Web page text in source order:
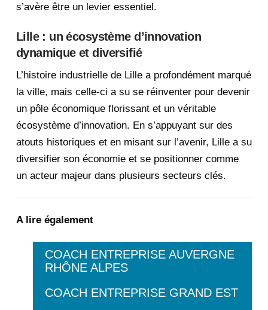
s’avère être un levier essentiel.
Lille : un écosystème d’innovation
dynamique et diversifié
L’histoire industrielle de Lille a profondément marqué
la ville, mais celle-ci a su se réinventer pour devenir
un pôle économique florissant et un véritable
écosystème d’innovation. En s’appuyant sur des
atouts historiques et en misant sur l’avenir, Lille a su
diversifier son économie et se positionner comme
un acteur majeur dans plusieurs secteurs clés.
A lire également
COACH ENTREPRISE AUVERGNE
RHÔNE ALPES
COACH ENTREPRISE GRAND EST